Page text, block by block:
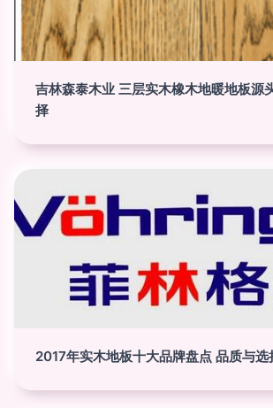
吉林森泰木业 三层实木橡木地暖地板源
择
2017年实木地板十大品牌盘点 品质与选